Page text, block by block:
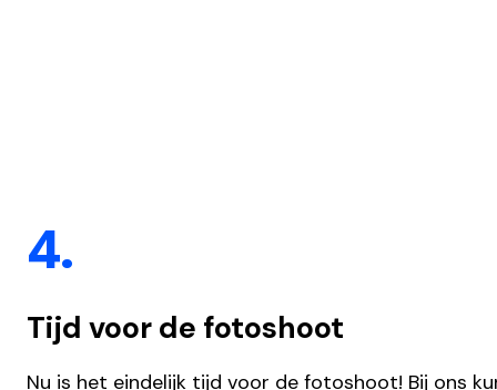
4.
Tijd voor de fotoshoot
Nu is het eindelijk tijd voor de fotoshoot! Bij ons